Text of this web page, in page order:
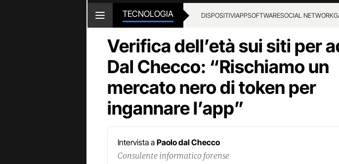
TECNOLOGIA DISPOSITIVIAPPSOFTWARESOCIAL NETWORK
Verifica dell’età sui siti per
Dal Checco: “Rischiamo un
mercato nero di token per
ingannare l’app”
Intervista a Paolo dal Checco
Consulente informatico forense